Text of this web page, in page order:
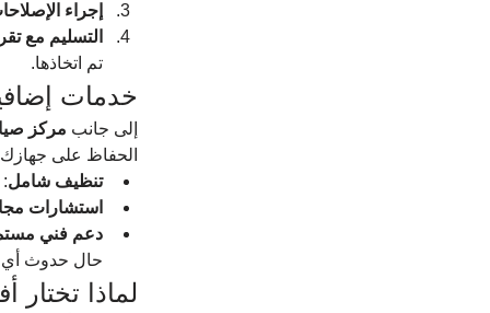
إجراء
التسليم مع
تم اتخاذها.
خدمات
إلى جانب مركز
الحفاظ على
تنظيف شامل
استشارات
دعم فني
حال حدوث
لماذا